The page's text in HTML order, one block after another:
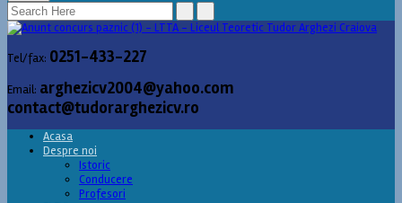
Tel/fax: 0251-433-227
Email: arghezicv2004@yahoo.com
contact@tudorarghezicv.ro
Acasa
Despre noi
Istoric
Conducere
Profesori